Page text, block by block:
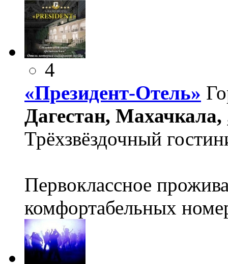
4
«Президент-Отель»
Дагестан,
Трёхзвёздочный
Первоклассное
комфортабельных